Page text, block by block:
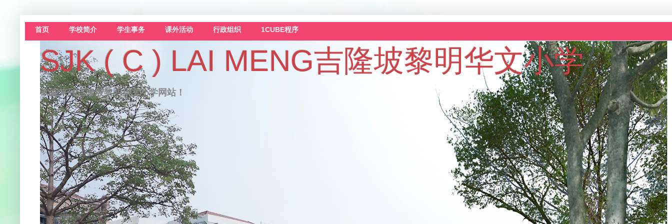
首页 学校简介 学生事务 课外活动 行政组织 1CUBE程序
SJK ( C ) LAI MENG吉隆坡黎明华文小学
欢迎来到吉隆坡黎明华文小学网站！